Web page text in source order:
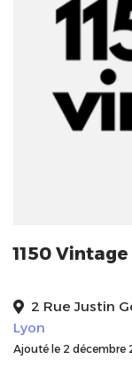
1150 Vintage
2 Rue Justin
Lyon
Ajouté le 2 décembre